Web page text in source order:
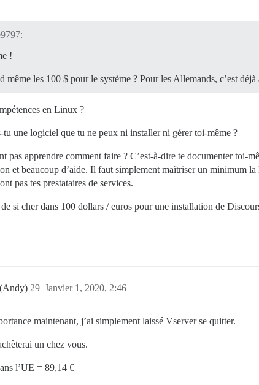
!
même les 100 $ pour le système ? Pour les Allemands, c’est
en Linux ?
tu une logiciel que tu ne peux ni installer ni gérer toi-même ?
pas apprendre comment faire ? C’est-à-dire te documenter toi-
et beaucoup d’aide. Il faut simplement maîtriser un minimum
pas tes prestataires de services.
si cher dans 100 dollars / euros pour une installation de
(Andy) Janvier 1, 2020, 2:46
29
maintenant, j’ai simplement laissé Vserver se quitter.
un chez vous.
l’UE = 89,14 €